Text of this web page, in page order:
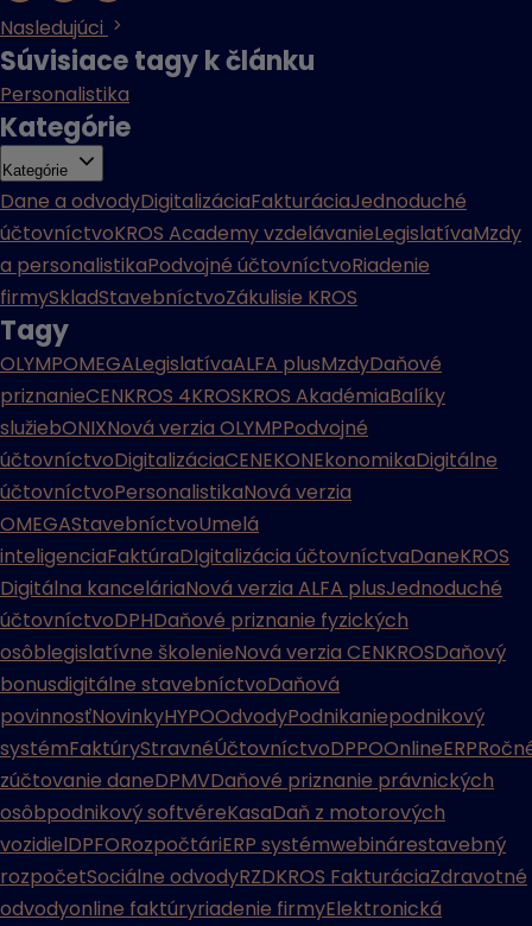
Nasledujúci
Súvisiace tagy k článku
Personalistika
Kategórie
Kategórie
Dane a odvodyDigitalizáciaFakturáciaJednoduché
účtovníctvoKROS Academy vzdelávanieLegislatívaMzdy
a personalistikaPodvojné účtovníctvoRiadenie
firmySkladStavebníctvoZákulisie KROS
Tagy
OLYMPOMEGALegislatívaALFA plusMzdyDaňové
priznanieCENKROS 4KROSKROS AkadémiaBalíky
služiebONIXNová verzia OLYMPPodvojné
účtovníctvoDigitalizáciaCENEKONEkonomikaDigitálne
účtovníctvoPersonalistikaNová verzia
OMEGAStavebníctvoUmelá
inteligenciaFaktúraDIgitalizácia účtovníctvaDaneKROS
Digitálna kanceláriaNová verzia ALFA plusJednoduché
účtovníctvoDPHDaňové priznanie fyzických
osôblegislatívne školenieNová verzia CENKROSDaňový
bonusdigitálne stavebníctvoDaňová
povinnosťNovinkyHYPOOdvodyPodnikaniepodnikový
systémFaktúryStravnéÚčtovníctvoDPPOOnlineERP
zúčtovanie daneDPMVDaňové priznanie právnických
osôbpodnikový softvéreKasaDaň z motorových
vozidielDPFORozpočtáriERP systémwebinárestavebný
rozpočetSociálne odvodyRZDKROS FakturáciaZdravotné
odvodyonline faktúryriadenie firmyElektronická